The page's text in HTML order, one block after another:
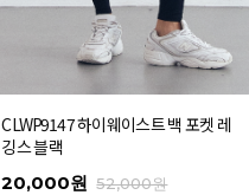
CLWP9147 하이웨이스트 백 포켓 레
깅스 블랙
20,000원 52,000원